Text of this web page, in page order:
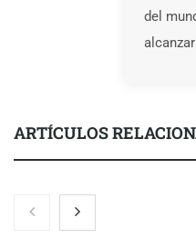
del
ARTÍCULOS